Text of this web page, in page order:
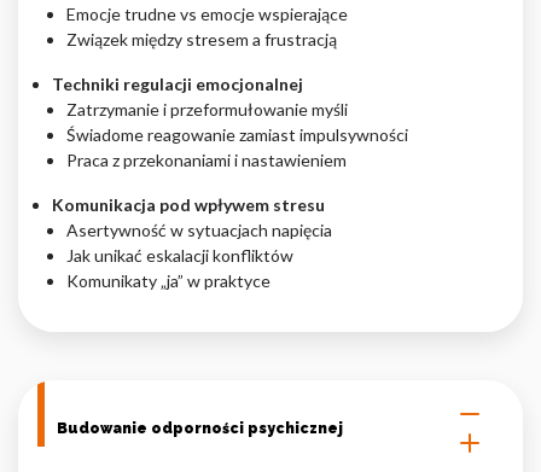
Emocje trudne vs emocje wspierające
Związek między stresem a frustracją
Techniki regulacji emocjonalnej
Zatrzymanie i przeformułowanie myśli
Świadome reagowanie zamiast impulsywności
Praca z przekonaniami i nastawieniem
Komunikacja pod wpływem stresu
Asertywność w sytuacjach napięcia
Jak unikać eskalacji konfliktów
Komunikaty „ja” w praktyce
Budowanie odporności psychicznej